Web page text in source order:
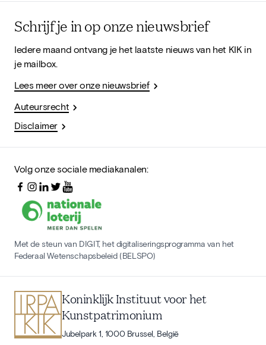
Schrijf je in op onze nieuwsbrief
Iedere maand ontvang je het laatste nieuws van het KIK in
je mailbox.
Lees meer over onze nieuwsbrief
Auteursrecht
Disclaimer
Volg onze sociale mediakanalen:
Met de steun van DIGIT, het digitaliseringsprogramma van het
Federaal Wetenschapsbeleid (BELSPO)
Koninklijk Instituut voor het
Kunstpatrimonium
Jubelpark 1, 1000 Brussel, België